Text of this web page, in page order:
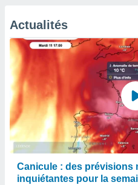
Actualités
Canicule : des prévisions
inquiétantes pour la